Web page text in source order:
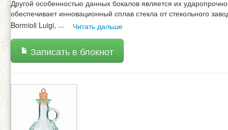
Другой особенностью данных бокалов является их
обеспечивает инновационный сплав стекла от стекольного
Bormioli Luigi, ... Читать дальше
Записать в блокнот